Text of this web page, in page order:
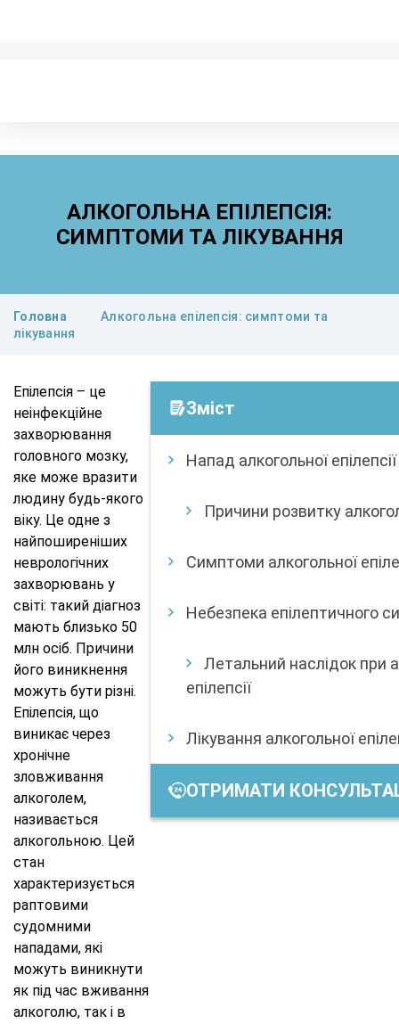
АЛКОГОЛЬНА ЕПІЛЕПСІЯ:
СИМПТОМИ ТА ЛІКУВАННЯ
Головна
Алкогольна епілепсія: симптоми та
лікування
Епілепсія – це
неінфекційне
захворювання
головного мозку,
яке може вразити
людину будь-якого
віку. Це одне з
найпоширеніших
неврологічних
захворювань у
світі: такий діагноз
мають близько 50
млн осіб. Причини
його виникнення
можуть бути різні.
Епілепсія, що
виникає через
хронічне
зловживання
алкоголем,
називається
алкогольною. Цей
стан
характеризується
раптовими
судомними
нападами, які
можуть виникнути
як під час вживання
алкоголю, так і в
Зміст
Напад алкогольної епілепсії
Причини розвитку
Симптоми алкогольної
Небезпека епілептичного
Летальний наслідок при
епілепсії
Лікування алкогольної
ОТРИМАТИ